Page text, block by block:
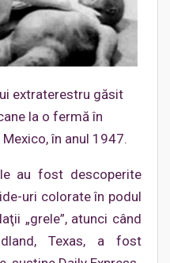
extraterestru găsit
la o fermă în
în anul 1947.
au fost descoperite
uri colorate în podul
„grele”, atunci când
Texas, a fost